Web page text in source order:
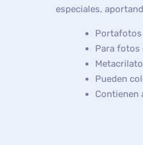
especiales,
Portafotos
Para fotos
Pueden
Contienen